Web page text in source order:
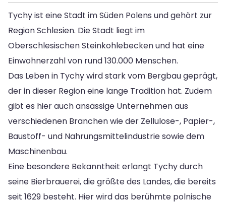
Tychy ist eine Stadt im Süden Polens und gehört zur
Region Schlesien. Die Stadt liegt im
Oberschlesischen Steinkohlebecken und hat eine
Einwohnerzahl von rund 130.000 Menschen.
Das Leben in Tychy wird stark vom Bergbau geprägt,
der in dieser Region eine lange Tradition hat. Zudem
gibt es hier auch ansässige Unternehmen aus
verschiedenen Branchen wie der Zellulose-, Papier-,
Baustoff- und Nahrungsmittelindustrie sowie dem
Maschinenbau.
Eine besondere Bekanntheit erlangt Tychy durch
seine Bierbrauerei, die größte des Landes, die bereits
seit 1629 besteht. Hier wird das berühmte polnische